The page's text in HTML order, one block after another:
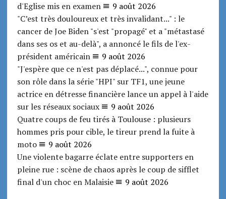
d'Eglise mis en examen
9 août 2026
"C’est très douloureux et très invalidant..." : le
cancer de Joe Biden "s'est "propagé" et a "métastasé
dans ses os et au-delà", a annoncé le fils de l'ex-
président américain
9 août 2026
"J'espère que ce n'est pas déplacé...", connue pour
son rôle dans la série "HPI" sur TF1, une jeune
actrice en détresse financière lance un appel à l'aide
sur les réseaux sociaux
9 août 2026
Quatre coups de feu tirés à Toulouse : plusieurs
hommes pris pour cible, le tireur prend la fuite à
moto
9 août 2026
Une violente bagarre éclate entre supporters en
pleine rue : scène de chaos après le coup de sifflet
final d'un choc en Malaisie
9 août 2026